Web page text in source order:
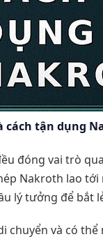
cách tận dụng
đóng vai trò
Nakroth lao
lý tưởng để bắt
chuyển và có